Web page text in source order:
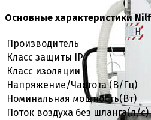
Основные характеристики
Производитель
Класс защиты IP
Класс изоляции
Напряжение/Частота (В/Гц)
Номинальная мощность(Вт)
Поток воздуха без шланга(л/с)